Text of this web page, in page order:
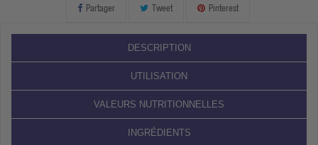
Partager Tweet Pinterest
DESCRIPTION
UTILISATION
VALEURS NUTRITIONNELLES
INGRÉDIENTS